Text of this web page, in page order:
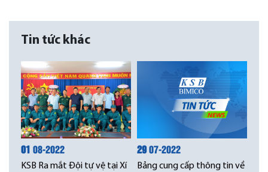
Tin tức khác
01 08-2022
KSB Ra mắt Đội tự vệ tại Xí
2907-2022
Bảng cung cấp thông tin về